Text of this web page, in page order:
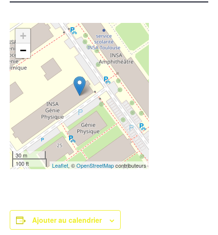
+
−
30 m
100 ft
Leaflet, ©OpenStreetMapcontributeurs
Ajouter au calendrier